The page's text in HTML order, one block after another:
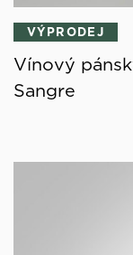
VÝPRODEJ
Vínový
Sangre